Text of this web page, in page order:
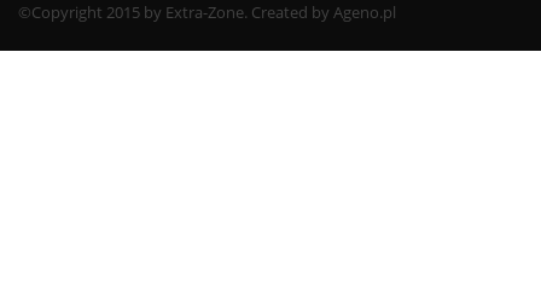
©Copyright 2015 by Extra-Zone. Created by Ageno.pl